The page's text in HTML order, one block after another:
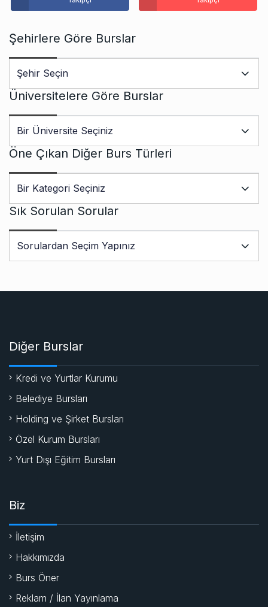
Şehirlere Göre Burslar
Üniversitelere Göre Burslar
Öne Çıkan Diğer Burs Türleri
Sık Sorulan Sorular
Diğer Burslar
Kredi ve Yurtlar Kurumu
Belediye Bursları
Holding ve Şirket Bursları
Özel Kurum Bursları
Yurt Dışı Eğitim Bursları
Biz
İletişim
Hakkımızda
Burs Öner
Reklam / İlan Yayınlama